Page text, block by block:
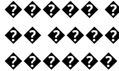
�����
��